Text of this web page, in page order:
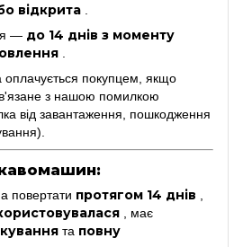
відкрита
— до 14 днів з моменту
оплачується покупцем, якщо
з нашою помилкою
від завантаження, пошкодження
повертати протягом 14 днів
, має
та повну